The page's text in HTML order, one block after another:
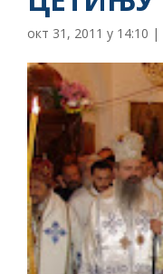
окт 31, 2011 у 14:10 |